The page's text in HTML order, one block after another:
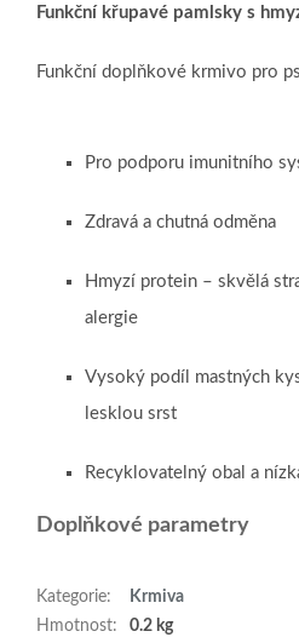
Funkční křupavé pamlsky s
Funkční doplňkové krmivo pro
Pro podporu imunitního
Zdravá a chutná odměna
Hmyzí protein – skvělá
alergie
Vysoký podíl mastných
lesklou srst
Recyklovatelný obal a
Doplňkové parametry
Kategorie:
Krmiva
Hmotnost:
0.2 kg